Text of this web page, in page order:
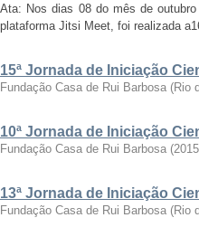
Ata: Nos dias 08 do mês de
plataforma Jitsi Meet, foi realizada
15ª Jornada de Iniciação
Fundação Casa de Rui Barbosa (Rio
10ª Jornada de Iniciação
Fundação Casa de Rui Barbosa (2015
13ª Jornada de Iniciação
Fundação Casa de Rui Barbosa (Rio